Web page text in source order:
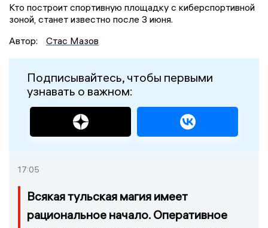
Кто построит спортивную площадку с киберспортивной
зоной, станет известно после 3 июня.
Автор:
Стас Мазов
Подписывайтесь, чтобы первыми
узнавать о важном:
17:05
Всякая тульская магия имеет
рациональное начало. Оперативное